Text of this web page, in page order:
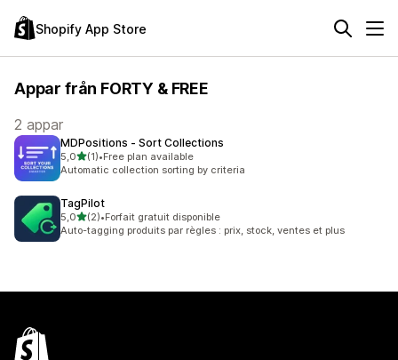
Shopify App Store
Appar från FORTY & FREE
2 appar
MDPositions ‑ Sort Collections
5,0av 5 stjärnor
(1)
1 recensioner totalt
•Free plan available
Automatic collection sorting by criteria
TagPilot
5,0av 5 stjärnor
(2)
2 recensioner totalt
•Forfait gratuit disponible
Auto-tagging produits par règles : prix, stock, ventes et plus